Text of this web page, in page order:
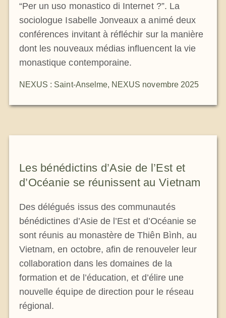
“Per un uso monastico di Internet ?”. La
sociologue Isabelle Jonveaux a animé deux
conférences invitant à réfléchir sur la manière
dont les nouveaux médias influencent la vie
monastique contemporaine.
NEXUS : Saint-Anselme, NEXUS novembre 2025
Les bénédictins d’Asie de l’Est et
d’Océanie se réunissent au Vietnam
Des délégués issus des communautés
bénédictines d’Asie de l’Est et d’Océanie se
sont réunis au monastère de Thiên Bình, au
Vietnam, en octobre, afin de renouveler leur
collaboration dans les domaines de la
formation et de l’éducation, et d’élire une
nouvelle équipe de direction pour le réseau
régional.